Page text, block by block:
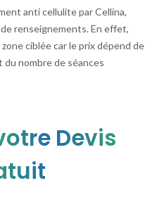
anti cellulite par Cellina,
renseignements. En effet,
ciblée car le prix dépend de
du nombre de séances
Devis